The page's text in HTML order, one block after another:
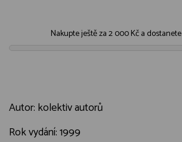
Nakupte ještě za2 000 Kča dostanete
Autor: kolektiv autorů
Rok vydání: 1999